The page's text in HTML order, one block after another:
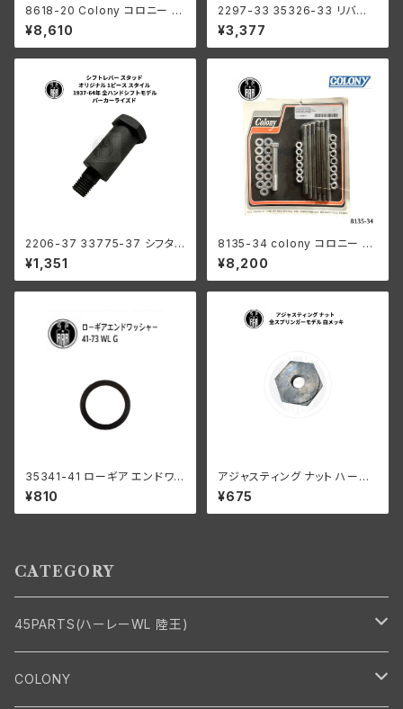
8618-20 Colony コロニー ビ
ッグボア ヘッドボルト ワッシャ
ー キット ハーレーダビッドソン
1948年以降 パンヘッド ショベ
¥8,610
2297-33 35326-33 リバー
ス ギア ブッシング メインシャフ
ト ハーレーダビッドソン 1941-
73年 WL G ミッション
¥3,377
2206-37 33775-37 シフタ
ーレバー スタッド オリジナル1ピ
ーススタイル パーカー ハーレー
1937-64年 全ハンドシフトモデ
¥1,351
8135-34 colony コロニー カ
ドミメッキ ファスナー モーター
ケース キット ハーレーダビッド
ソン
¥8,200
35341-41 ローギア エンドワッ
シャー1個
¥810
アジャスティング ナット ハーレ
ーダビッドソン 全スプリンガー
モデル 白メッキ
¥675
CATEGORY
45PARTS(ハーレーWL 陸王)
エンジン
COLONY